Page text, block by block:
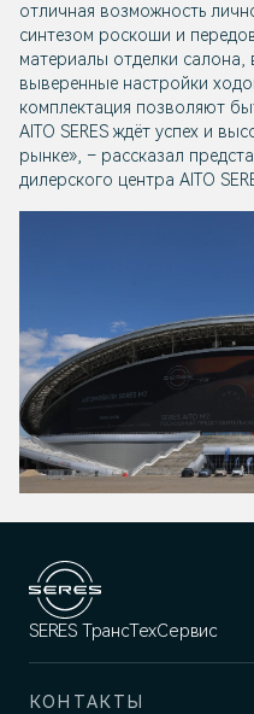
отличная возможность
синтезом роскоши и
материалы отделки салона,
выверенные настройки
комплектация позволяют
AITO SERES ждёт успех и
рынке», – рассказал
дилерского центра AITO
SERES ТрансТехСервис
КОНТАКТЫ